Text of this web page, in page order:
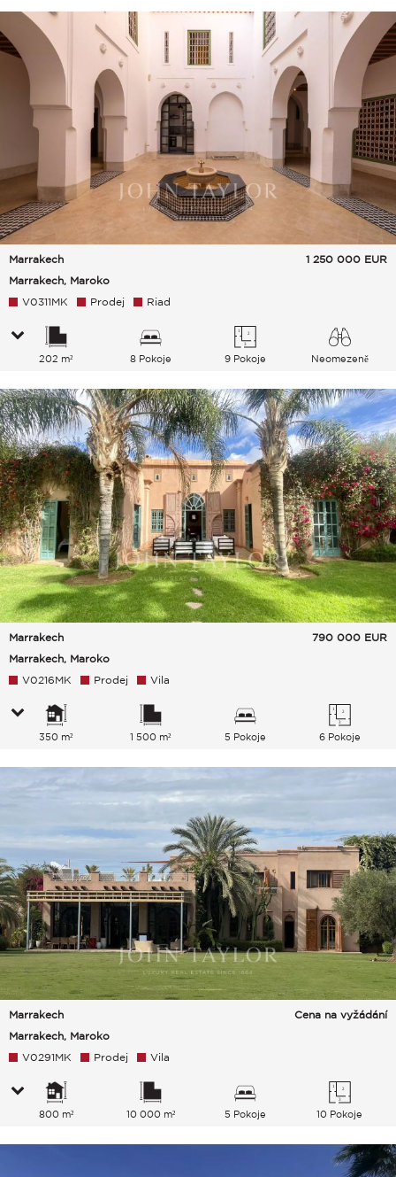
Marrakech
Marrakech, Maroko
1 250 000 EUR
V0311MK Prodej Riad
202 m² 8 Pokoje 9 Pokoje Neomezeně
Marrakech
Marrakech, Maroko
790 000 EUR
V0216MK Prodej Vila
350 m² 1 500 m² 5 Pokoje 6 Pokoje
Marrakech
Marrakech, Maroko
Cena na vyžádání
V0291MK Prodej Vila
800 m² 10 000 m² 5 Pokoje 10 Pokoje